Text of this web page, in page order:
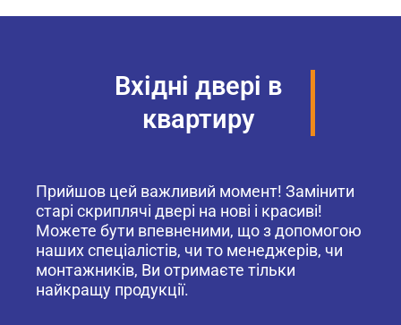
Вхідні двері в
квартиру
Прийшов цей важливий момент! Замінити
старі скриплячі двері на нові і красиві!
Можете бути впевненими, що з допомогою
наших спеціалістів, чи то менеджерів, чи
монтажників, Ви отримаєте тільки
найкращу продукції.